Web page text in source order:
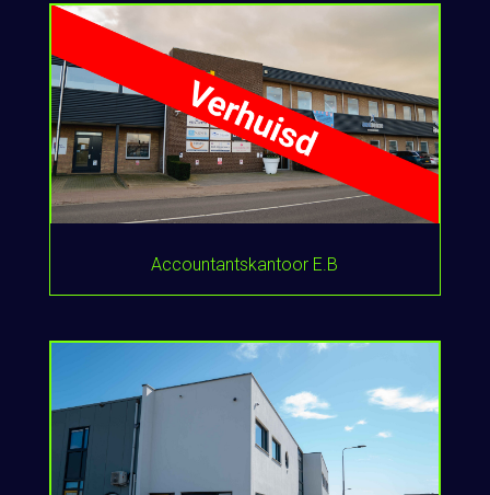
Accountantskantoor E.B